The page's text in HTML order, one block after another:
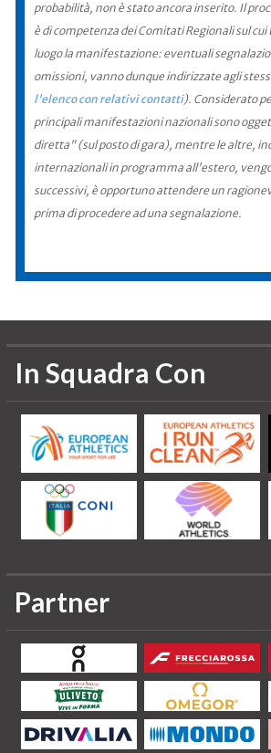
probabilità, non è stato ancora inserito. Il
è di competenza dei Comitati Regionali sul
luogo la manifestazione: eventuali
omissioni, vanno dunque indirizzate agli
l'elenco con relativi contatti). Considerato
principali manifestazioni nazionali sono
diretta" (sul posto di gara), mentre le altre,
internazionali in programma all'estero,
successivi, è opportuno attendere un
prima di procedere ad una segnalazione.
In Squadra Con
Partner